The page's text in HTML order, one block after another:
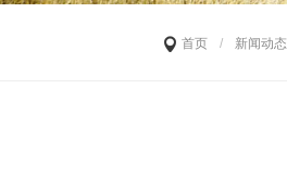
首页 / 新闻动态